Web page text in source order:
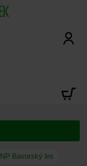
NP Bavorský les